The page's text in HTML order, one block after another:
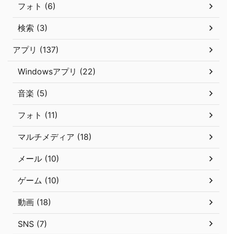
フォト (6)
検索 (3)
アプリ (137)
Windowsアプリ (22)
音楽 (5)
フォト (11)
マルチメディア (18)
メール (10)
ゲーム (10)
動画 (18)
SNS (7)